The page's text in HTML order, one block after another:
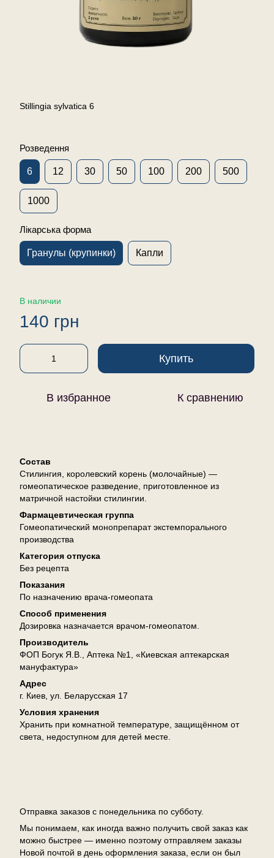
Stillingia sylvatica 6
Розведення
6 12 30 50 100 200 500
1000
Лікарська форма
Гранулы (крупинки) Капли
В наличии
140 грн
Купить
В избранное К сравнению
Состав
Стилингия, королевский корень (молочайные) —
гомеопатическое разведение, приготовленное из
матричной настойки стилингии.
Фармацевтическая группа
Гомеопатический монопрепарат экстемпорального
производства
Категория отпуска
Без рецепта
Показания
По назначению врача-гомеопата
Способ применения
Дозировка назначается врачом-гомеопатом.
Производитель
ФОП Богук Я.В., Аптека №1, «Киевская аптекарская
мануфактура»
Адрес
г. Киев, ул. Беларусская 17
Условия хранения
Хранить при комнатной температуре, защищённом от
света, недоступном для детей месте.
Отправка заказов с понедельника по субботу.
Мы понимаем, как иногда важно получить свой заказ как
можно быстрее — именно поэтому отправляем заказы
Новой почтой в день оформления заказа, если он был